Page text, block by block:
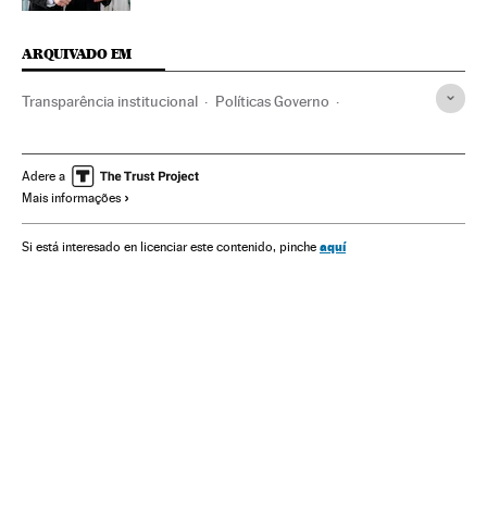
ARQUIVADO EM
Transparência institucional Políticas Governo
Presidente Brasil Presidência Brasil
Governo
América Latina Administração Estado América
Adere a
Mais informações
Si está interesado en licenciar este contenido, pinche aquí